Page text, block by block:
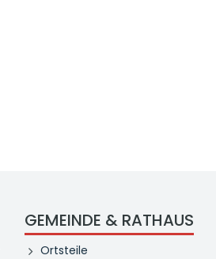
GEMEINDE & RATHAUS
Ortsteile